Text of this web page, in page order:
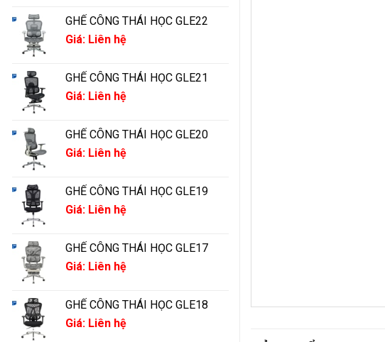
GHẾ CÔNG THÁI HỌC GLE22
Giá: Liên hệ
GHẾ CÔNG THÁI HỌC GLE21
Giá: Liên hệ
GHẾ CÔNG THÁI HỌC GLE20
Giá: Liên hệ
GHẾ CÔNG THÁI HỌC GLE19
Giá: Liên hệ
GHẾ CÔNG THÁI HỌC GLE17
Giá: Liên hệ
GHẾ CÔNG THÁI HỌC GLE18
Giá: Liên hệ